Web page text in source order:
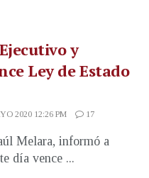
y
Ley de Estado
2020 12:26 PM 17
Melara, informó a
día vence ...